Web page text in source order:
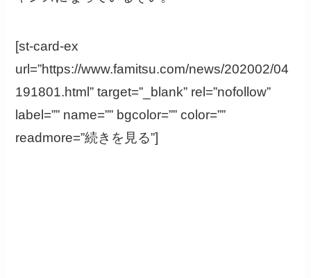
[st-card-ex
url=”https://www.famitsu.com/news/202002/04
191801.html” target=”_blank” rel=”nofollow”
label=”” name=”” bgcolor=”” color=””
readmore=”続きを見る”]